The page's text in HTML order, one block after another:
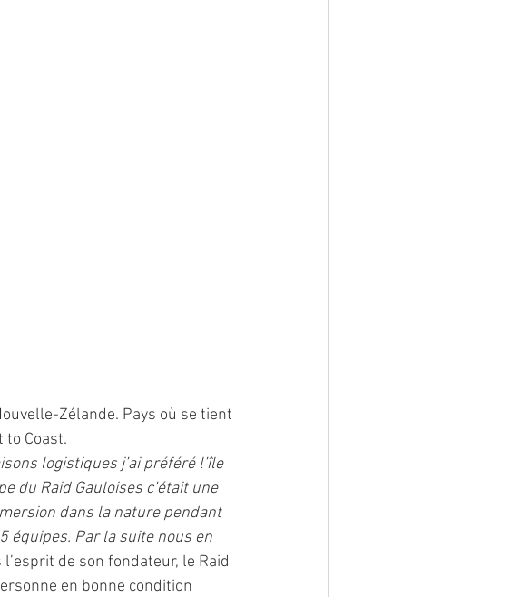
Zélande. Pays où se tient
Coast.
logistiques j’ai préféré l’île
du Raid Gauloises c’était une
dans la nature pendant
équipes. Par la suite nous en
l’esprit de son fondateur, le Raid
en bonne condition